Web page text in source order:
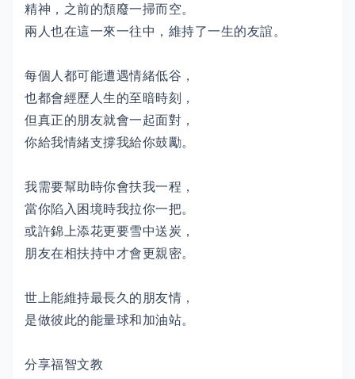
精神，之前的頹廢一掃而空。
兩人也在這一來一往中，維持了一生的友誼。
每個人都可能遭遇情緒低谷，
也都會經歷人生的至暗時刻，
但真正的朋友就會一起面對，
你給我情緒支撐我給你鼓勵。
我需要幫助時你會扶我一程，
當你陷入困境時我拉你一把。
或許錦上添花更要雪中送炭，
朋友在相扶持中才會更親密。
世上能維持最長久的朋友情，
是做彼此的能量球和加油站。
分享福智文教